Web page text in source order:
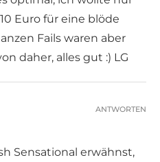
Euro für eine blöde
Fails waren aber
daher, alles gut :) LG
Sensational erwähnst,
ANTWORTEN